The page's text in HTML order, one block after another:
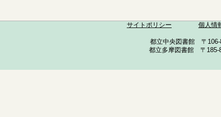
サイトポリシー 個人情
都立中央図書館 〒
都立多摩図書館 〒185-